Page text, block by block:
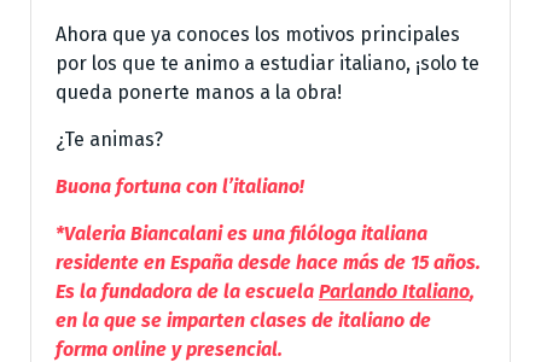
Ahora que ya conoces los motivos principales
por los que te animo a estudiar italiano, ¡solo te
queda ponerte manos a la obra!
¿Te animas?
Buona fortuna con l’italiano!
*Valeria Biancalani es una filóloga italiana
residente en España desde hace más de 15 años.
Es la fundadora de la escuela Parlando Italiano,
en la que se imparten clases de italiano de
forma online y presencial.